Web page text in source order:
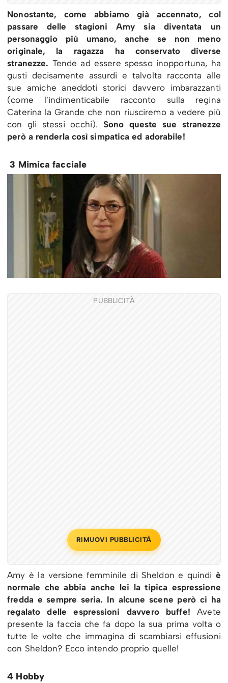
Nonostante, come abbiamo già accennato, col
passare delle stagioni Amy sia diventata un
personaggio più umano, anche se non meno
originale, la ragazza ha conservato diverse
stranezze. Tende ad essere spesso inopportuna, ha
gusti decisamente assurdi e talvolta racconta alle
sue amiche aneddoti storici davvero imbarazzanti
(come l’indimenticabile racconto sulla regina
Caterina la Grande che non riusciremo a vedere più
con gli stessi occhi). Sono queste sue stranezze
però a renderla così simpatica ed adorabile!
3 Mimica facciale
PUBBLICITÀ
RIMUOVI PUBBLICITÀ
Amy è la versione femminile di Sheldon e quindi è
normale che abbia anche lei la tipica espressione
fredda e sempre seria. In alcune scene però ci ha
regalato delle espressioni davvero buffe! Avete
presente la faccia che fa dopo la sua prima volta o
tutte le volte che immagina di scambiarsi effusioni
con Sheldon? Ecco intendo proprio quelle!
4 Hobby